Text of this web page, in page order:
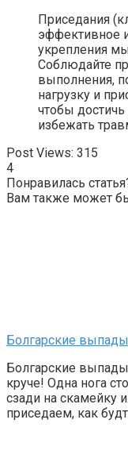
Приседания
эффективное
укрепления
Соблюдайте
выполнения,
нагрузку и
чтобы
избежать
Post Views: 315
4
Понравилась
Вам также может
Болгарские выпады
Болгарские
круче! Одна нога
сзади на скамейку
приседаем, как